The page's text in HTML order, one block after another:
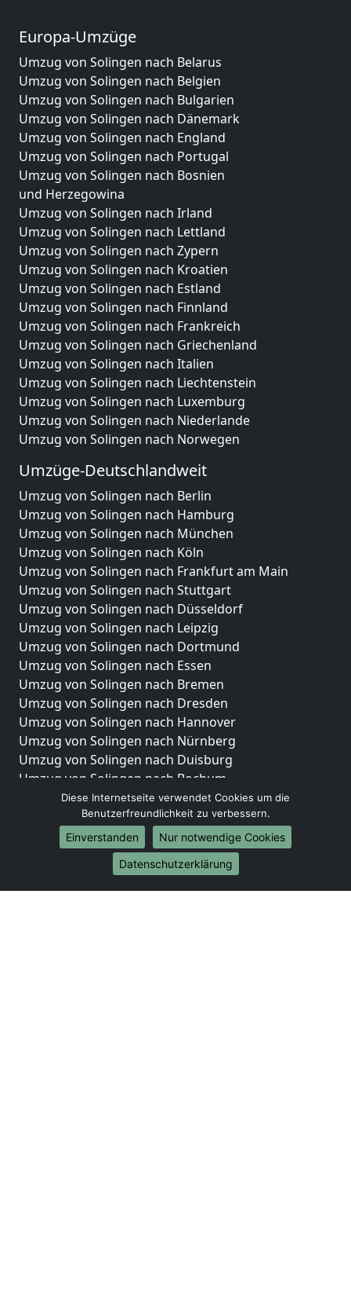
Europa-Umzüge
Umzug von Solingen nach Belarus
Umzug von Solingen nach Belgien
Umzug von Solingen nach Bulgarien
Umzug von Solingen nach Dänemark
Umzug von Solingen nach England
Umzug von Solingen nach Portugal
Umzug von Solingen nach Bosnien
und Herzegowina
Umzug von Solingen nach Irland
Umzug von Solingen nach Lettland
Umzug von Solingen nach Zypern
Umzug von Solingen nach Kroatien
Umzug von Solingen nach Estland
Umzug von Solingen nach Finnland
Umzug von Solingen nach Frankreich
Umzug von Solingen nach Griechenland
Umzug von Solingen nach Italien
Umzug von Solingen nach Liechtenstein
Umzug von Solingen nach Luxemburg
Umzug von Solingen nach Niederlande
Umzug von Solingen nach Norwegen
Umzüge-Deutschlandweit
Umzug von Solingen nach Berlin
Umzug von Solingen nach Hamburg
Umzug von Solingen nach München
Umzug von Solingen nach Köln
Umzug von Solingen nach Frankfurt am Main
Umzug von Solingen nach Stuttgart
Umzug von Solingen nach Düsseldorf
Umzug von Solingen nach Leipzig
Umzug von Solingen nach Dortmund
Umzug von Solingen nach Essen
Umzug von Solingen nach Bremen
Umzug von Solingen nach Dresden
Umzug von Solingen nach Hannover
Umzug von Solingen nach Nürnberg
Umzug von Solingen nach Duisburg
Umzug von Solingen nach Bochum
Umzug von Solingen nach Wuppertal
Umzug von Solingen nach Bielefeld
Umzug von Solingen nach Bonn
Umzug von Solingen nach Münster
Diese Internetseite verwendet Cookies um die
Benutzerfreundlichkeit zu verbessern.
Einverstanden
Nur notwendige Cookies
Datenschutzerklärung